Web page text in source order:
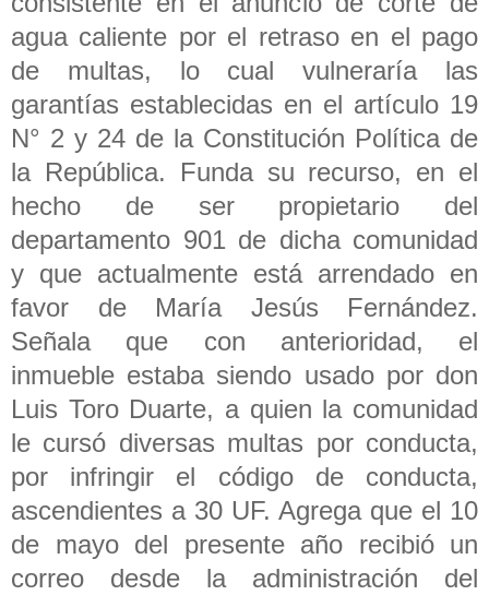
agua caliente por el retraso en el pago
de multas, lo cual vulneraría las
garantías establecidas en el artículo 19
N° 2 y 24 de la Constitución Política de
la República. Funda su recurso, en el
hecho de ser propietario del
departamento 901 de dicha comunidad
y que actualmente está arrendado en
favor de María Jesús Fernández.
Señala que con anterioridad, el
inmueble estaba siendo usado por don
Luis Toro Duarte, a quien la comunidad
le cursó diversas multas por conducta,
por infringir el código de conducta,
ascendientes a 30 UF. Agrega que el 10
de mayo del presente año recibió un
correo desde la administración del